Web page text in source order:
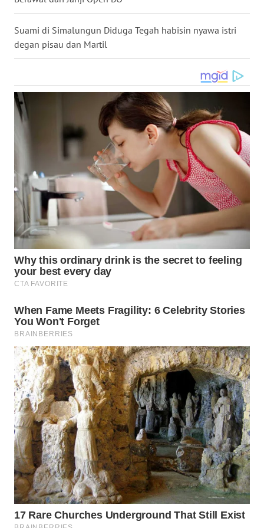
Suami di Simalungun Diduga Tegah habisin nyawa istri
degan pisau dan Martil
WN
NUSANTARA
WN
JATIM
WN
KALBAR
WN
KALTENG
WN
KALTARA
WN
KALSEL
WN
KALTIM
WN
SULSEL
WN
GORONTALO
WN
SULUT